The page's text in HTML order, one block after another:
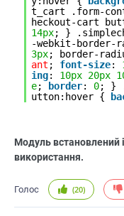
t_cart .form-
heckout-cart
14px; }
-webkit-border-
3px; border-
ant ; font-size:
ing: 10px 20px
e; border: 0; }
utton:hover {
Модуль встановлений
використання.
Голос (20)